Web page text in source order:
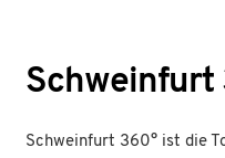
Schweinfurt
Schweinfurt 360° ist die